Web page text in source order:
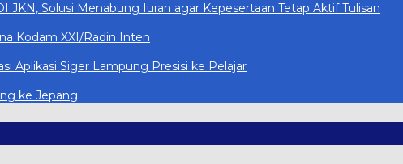
JKN, Solusi Menabung Iuran agar Kepesertaan Tetap Aktif Tulisan
Kodam XXI/Radin Inten
Aplikasi Siger Lampung Presisi ke Pelajar
ke Jepang